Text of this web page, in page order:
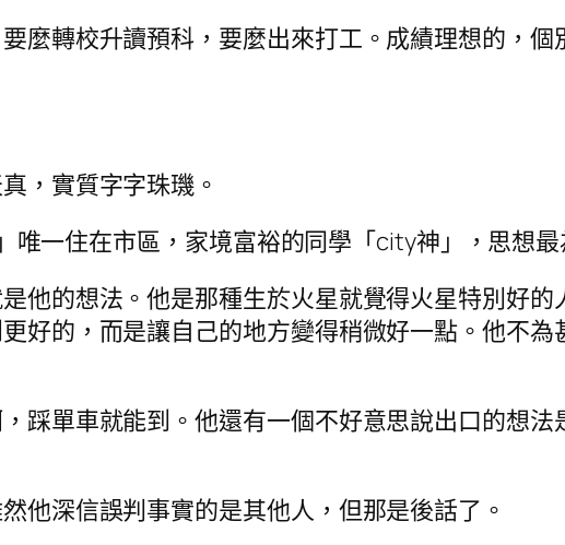
麼轉校升讀預科，要麼出來打工。成績理想的，
，實質字字珠璣。
唯一住在市區，家境富裕的同學「city神」，思想最
他的想法。他是那種生於火星就覺得火星特別好
好的，而是讓自己的地方變得稍微好一點。他不
踩單車就能到。他還有一個不好意思說出口的想
他深信誤判事實的是其他人，但那是後話了。